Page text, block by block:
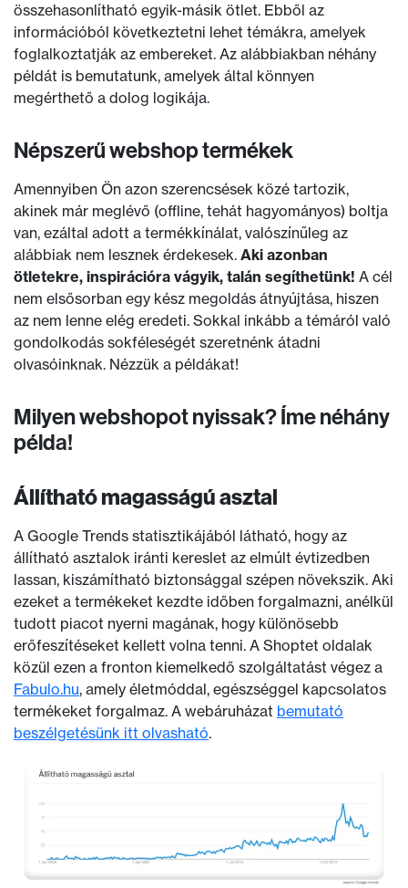
összehasonlítható egyik-másik ötlet. Ebből az
információból következtetni lehet témákra, amelyek
foglalkoztatják az embereket. Az alábbiakban néhány
példát is bemutatunk, amelyek által könnyen
megérthető a dolog logikája.
Népszerű webshop termékek
Amennyiben Ön azon szerencsések közé tartozik,
akinek már meglévő (offline, tehát hagyományos) boltja
van, ezáltal adott a termékkínálat, valószínűleg az
alábbiak nem lesznek érdekesek. Aki azonban
ötletekre, inspirációra vágyik, talán segíthetünk! A cél
nem elsősorban egy kész megoldás átnyújtása, hiszen
az nem lenne elég eredeti. Sokkal inkább a témáról való
gondolkodás sokféleségét szeretnénk átadni
olvasóinknak. Nézzük a példákat!
Milyen webshopot nyissak? Íme néhány
példa!
Állítható magasságú asztal
A Google Trends statisztikájából látható, hogy az
állítható asztalok iránti kereslet az elmúlt évtizedben
lassan, kiszámítható biztonsággal szépen növekszik. Aki
ezeket a termékeket kezdte időben forgalmazni, anélkül
tudott piacot nyerni magának, hogy különösebb
erőfeszítéseket kellett volna tenni. A Shoptet oldalak
közül ezen a fronton kiemelkedő szolgáltatást végez a
Fabulo.hu, amely életmóddal, egészséggel kapcsolatos
termékeket forgalmaz. A webáruházat bemutató
beszélgetésünk itt olvasható.